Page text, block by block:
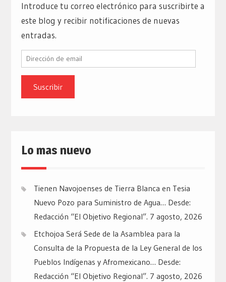
Introduce tu correo electrónico para suscribirte a
este blog y recibir notificaciones de nuevas
entradas.
Dirección
email
Lo mas nuevo
Tienen Navojoenses de Tierra Blanca en Tesia
Nuevo Pozo para Suministro de Agua… Desde:
Redacción “El Objetivo Regional”. 7 agosto, 2026
Etchojoa Será Sede de la Asamblea para la
Consulta de la Propuesta de la Ley General de los
Pueblos Indígenas y Afromexicano… Desde:
Redacción “El Objetivo Regional”. 7 agosto, 2026